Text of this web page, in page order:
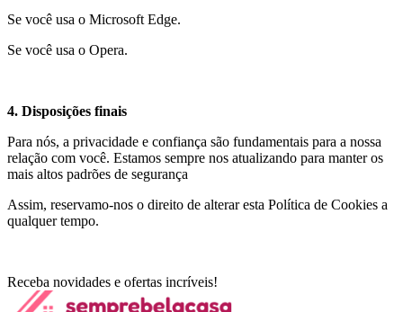
Se você usa o Microsoft Edge.
Se você usa o Opera.
4. Disposições finais
Para nós, a privacidade e confiança são fundamentais para a nossa
relação com você. Estamos sempre nos atualizando para manter os
mais altos padrões de segurança
Assim, reservamo-nos o direito de alterar esta Política de Cookies a
qualquer tempo.
Receba novidades e ofertas incríveis!